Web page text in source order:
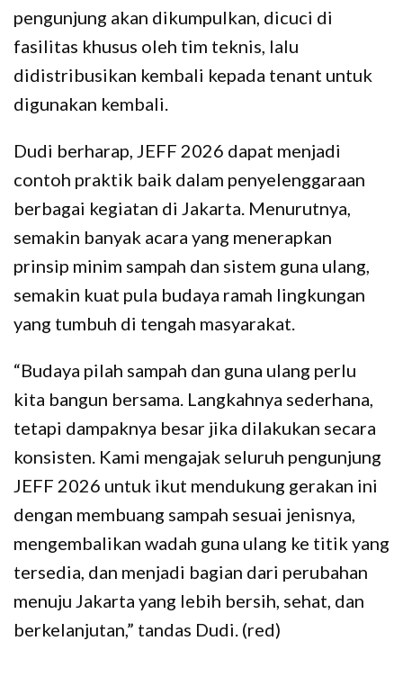
pengunjung akan dikumpulkan, dicuci di
fasilitas khusus oleh tim teknis, lalu
didistribusikan kembali kepada tenant untuk
digunakan kembali.
Dudi berharap, JEFF 2026 dapat menjadi
contoh praktik baik dalam penyelenggaraan
berbagai kegiatan di Jakarta. Menurutnya,
semakin banyak acara yang menerapkan
prinsip minim sampah dan sistem guna ulang,
semakin kuat pula budaya ramah lingkungan
yang tumbuh di tengah masyarakat.
“Budaya pilah sampah dan guna ulang perlu
kita bangun bersama. Langkahnya sederhana,
tetapi dampaknya besar jika dilakukan secara
konsisten. Kami mengajak seluruh pengunjung
JEFF 2026 untuk ikut mendukung gerakan ini
dengan membuang sampah sesuai jenisnya,
mengembalikan wadah guna ulang ke titik yang
tersedia, dan menjadi bagian dari perubahan
menuju Jakarta yang lebih bersih, sehat, dan
berkelanjutan,” tandas Dudi. (red)